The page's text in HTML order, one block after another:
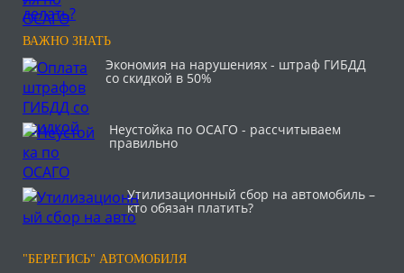
ВАЖНО ЗНАТЬ
Экономия на нарушениях - штраф ГИБДД
со скидкой в 50%
Неустойка по ОСАГО - рассчитываем
правильно
Утилизационный сбор на автомобиль –
кто обязан платить?
"БЕРЕГИСЬ" АВТОМОБИЛЯ